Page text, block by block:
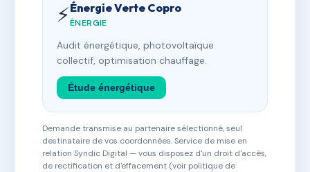
⚡Énergie Verte Copro
ÉNERGIE
Audit énergétique, photovoltaïque
collectif, optimisation chauffage.
Étude énergétique
Demande transmise au partenaire sélectionné, seul
destinataire de vos coordonnées. Service de mise en
relation Syndic Digital — vous disposez d'un droit d'accès,
de rectification et d'effacement (voir politique de